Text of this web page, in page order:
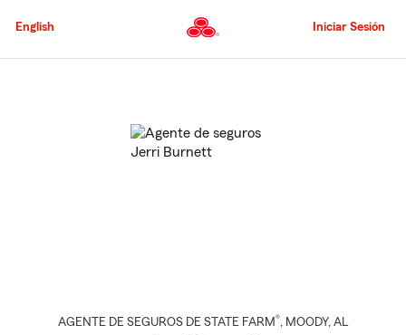
al
principal
English Iniciar Sesión
AGENTE DE SEGUROS DE STATE FARM®, MOODY, AL